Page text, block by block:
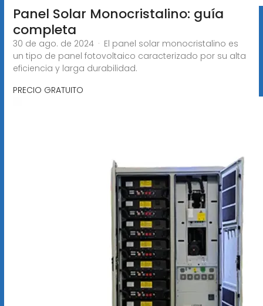
Panel Solar Monocristalino: guía
completa
30 de ago. de 2024 · El panel solar monocristalino es
un tipo de panel fotovoltaico caracterizado por su alta
eficiencia y larga durabilidad.
PRECIO GRATUITO